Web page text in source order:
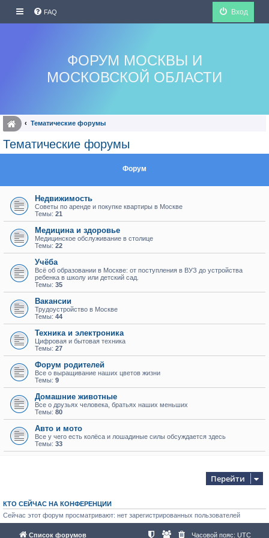
FAQ Вход
ФОРУМ МОСКВЫ И
МОСКОВСКОЙ ОБЛАСТИ
Тематические форумы
Тематические форумы
Форум
Недвижимость
Советы по аренде и покупке квартиры в Москве
Темы: 21
Медицина и здоровье
Медицинское обслуживание в столице
Темы: 22
Учёба
Всё об образовании в Москве: от поступления в ВУЗ до устройства
ребенка в школу или детский сад.
Темы: 35
Вакансии
Трудоустройство в Москве
Темы: 44
Техника и электроника
Цифровая и бытовая техника
Темы: 27
Форум родителей
Все о выращивание наших цветов жизни
Темы: 9
Домашние животные
Все о друзьях человека, братьях наших меньших
Темы: 80
Авто и мото
Все у чего есть колёса и лошадиные силы обсуждается здесь
Темы: 33
Перейти
КТО СЕЙЧАС НА КОНФЕРЕНЦИИ
Сейчас этот форум просматривают: нет зарегистрированных пользователей
Список форумов Часовой пояс: UTC